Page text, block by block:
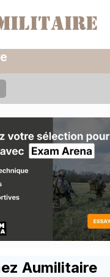
Aumilitaire